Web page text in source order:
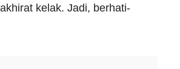
kelak. Jadi, berhati-